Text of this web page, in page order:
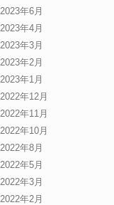
2023年6月
2023年4月
2023年3月
2023年2月
2023年1月
2022年12月
2022年11月
2022年10月
2022年8月
2022年5月
2022年3月
2022年2月